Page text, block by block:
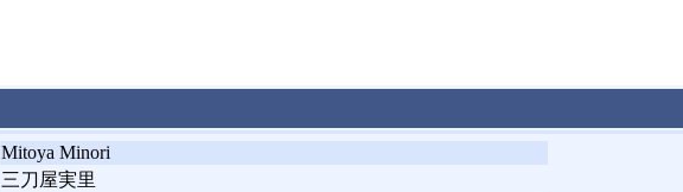
Mitoya Minori
三刀屋実里